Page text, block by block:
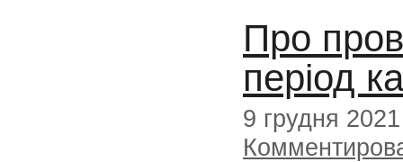
Про
період
9 грудня 2021